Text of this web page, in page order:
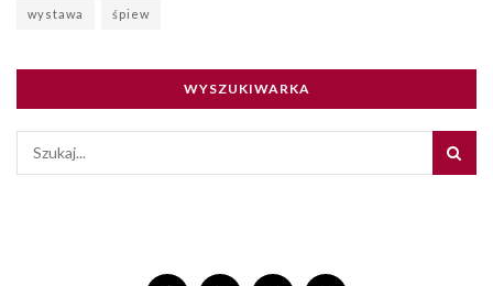
wystawa śpiew
WYSZUKIWARKA